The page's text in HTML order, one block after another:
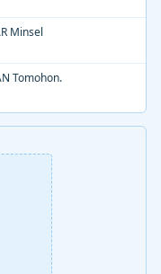
Minsel
Tomohon.